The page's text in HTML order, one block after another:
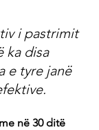
i pastrimit
ka disa
e tyre janë
në 30 ditë